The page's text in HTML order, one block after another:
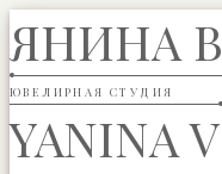
ЯНИНА В
ЮВЕЛИРНАЯ СТУДИЯ
YANINA V